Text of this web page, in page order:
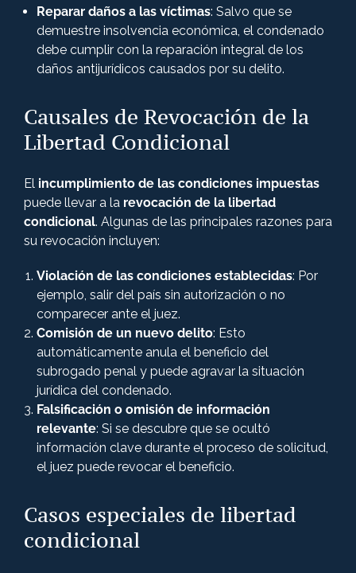
Reparar daños a las víctimas: Salvo que se
demuestre insolvencia económica, el condenado
debe cumplir con la reparación integral de los
daños antijurídicos causados por su delito​.
Causales de Revocación de la
Libertad Condicional
El incumplimiento de las condiciones impuestas
puede llevar a la revocación de la libertad
condicional. Algunas de las principales razones para
su revocación incluyen:
Violación de las condiciones establecidas: Por
ejemplo, salir del país sin autorización o no
comparecer ante el juez.
Comisión de un nuevo delito: Esto
automáticamente anula el beneficio del
subrogado penal y puede agravar la situación
jurídica del condenado.
Falsificación o omisión de información
relevante: Si se descubre que se ocultó
información clave durante el proceso de solicitud,
el juez puede revocar el beneficio​.
Casos especiales de libertad
condicional